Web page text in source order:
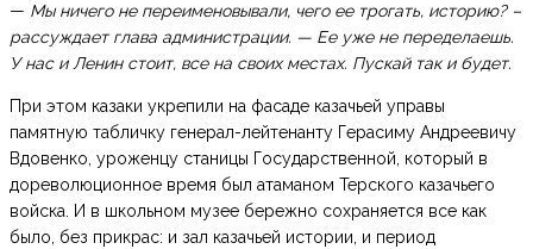
— Мы ничего не переименовывали, чего ее трогать, историю? –
рассуждает глава администрации. — Ее уже не переделаешь.
У нас и Ленин стоит, все на своих местах. Пускай так и будет.
При этом казаки укрепили на фасаде казачьей управы
памятную табличку генерал-лейтенанту Герасиму Андреевичу
Вдовенко, уроженцу станицы Государственной, который в
дореволюционное время был атаманом Терского казачьего
войска. И в школьном музее бережно сохраняется все как
было, без прикрас: и зал казачьей истории, и период